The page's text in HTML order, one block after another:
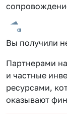
Вы получили
Партнерами
и частные
ресурсами,
оказывают